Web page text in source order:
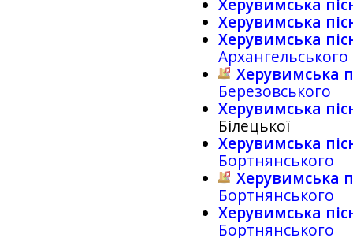
Херувимська
Херувимська
Херувимська
Архангельського
Херувимська
Березовського
Херувимська
Білецької
Херувимська
Бортнянського
Херувимська
Бортнянського
Херувимська
Бортнянського